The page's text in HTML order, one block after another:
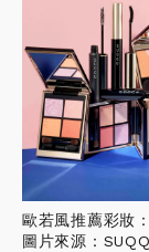
歐若風推薦彩妝
圖片來源：